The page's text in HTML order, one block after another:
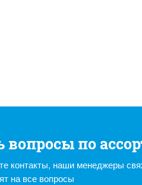
вопросы по
контакты, наши менеджеры
на все вопросы